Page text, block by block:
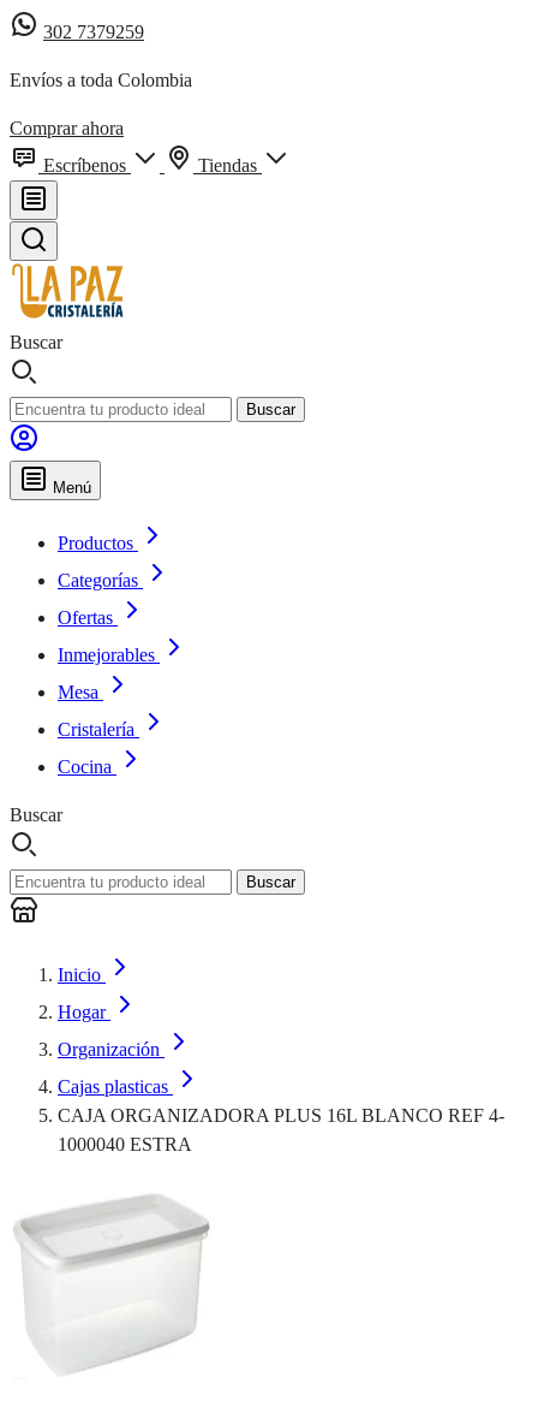
302 7379259
Envíos a toda Colombia
Comprar ahora
Escríbenos
Tiendas
Buscar
Buscar
Menú
Productos
Categorías
Ofertas
Inmejorables
Mesa
Cristalería
Cocina
Buscar
Buscar
Inicio
Hogar
Organización
Cajas plasticas
CAJA ORGANIZADORA PLUS 16L BLANCO REF 4-
1000040 ESTRA